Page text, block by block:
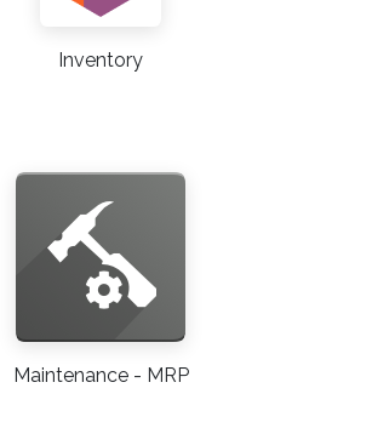
Inventory
Maintenance - MRP